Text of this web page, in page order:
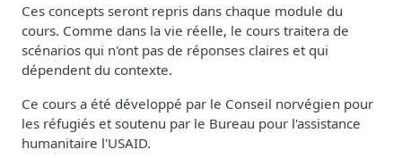
Ces concepts seront repris dans chaque module du
cours. Comme dans la vie réelle, le cours traitera de
scénarios qui n'ont pas de réponses claires et qui
dépendent du contexte.
Ce cours a été développé par le Conseil norvégien pour
les réfugiés et soutenu par le Bureau pour l'assistance
humanitaire l'USAID.